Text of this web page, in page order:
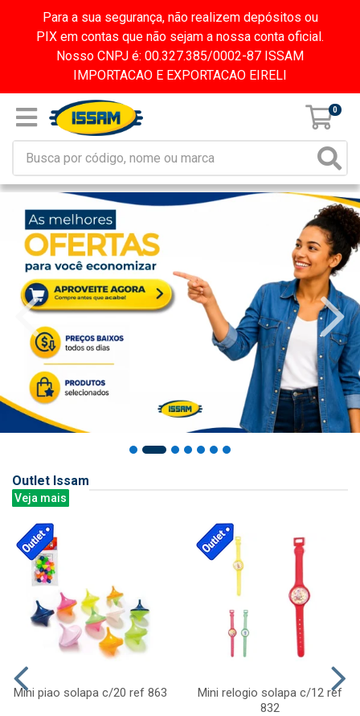
Para a sua segurança, não realizem depósitos ou
PIX em contas que não sejam a nossa conta oficial.
Nosso CNPJ é: 00.327.385/0002-87 ISSAM
IMPORTACAO E EXPORTACAO EIRELI
0
Outlet Issam
Veja mais
Mini piao solapa c/20 ref 863
Mini relogio solapa c/12 ref
832